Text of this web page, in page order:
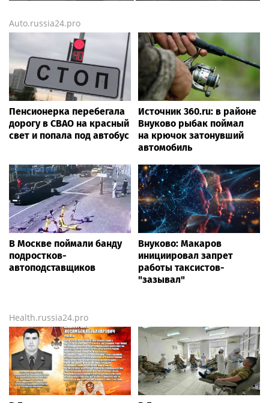
останки младенца под
алтарным столом,
вмурованным в
основание северной
стены храма Зевса
Генарха и Сотера.
Захоронение,
предположительно...
Auto.russia24.pro
Пенсионерка перебегала
дорогу в СВАО на красный
свет и попала под автобус
Источник 360.ru: в районе
Внуково рыбак поймал
на крючок затонувший
автомобиль
В Москве поймали банду
подростков-
автоподставщиков
Внуково: Макаров
инициировал запрет
работы таксистов-
"зазывал"
Health.russia24.pro